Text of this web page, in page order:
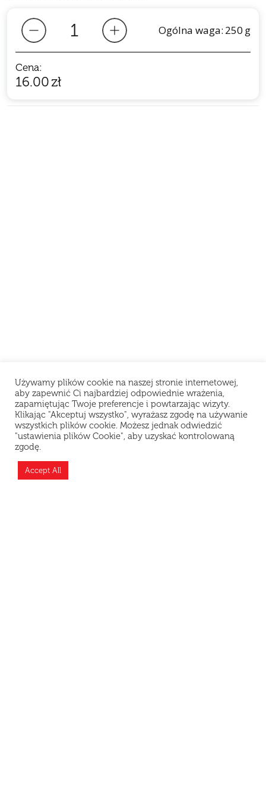
Szanowni Klienci, z powodu problemów
technicznych restauracja chwilowo nie przyjmuje
zamówień. Przepraszamy za niedogodności i
Ogólna waga: 250 g
Cena:
16.00zł
Używamy plików cookie na naszej stronie internetowej,
aby zapewnić Ci najbardziej odpowiednie wrażenia,
zapamiętując Twoje preferencje i powtarzając wizyty.
Klikając "Akceptuj wszystko", wyrażasz zgodę na używanie
wszystkich plików cookie. Możesz jednak odwiedzić
"ustawienia plików Cookie", aby uzyskać kontrolowaną
zgodę.
Accept All